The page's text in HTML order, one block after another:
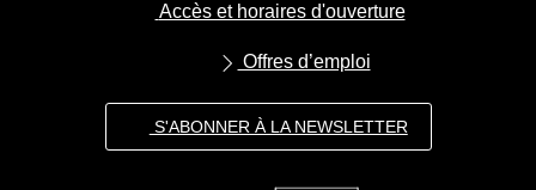
Accès et horaires d'ouverture
Offres d’emploi
S'ABONNER À LA NEWSLETTER